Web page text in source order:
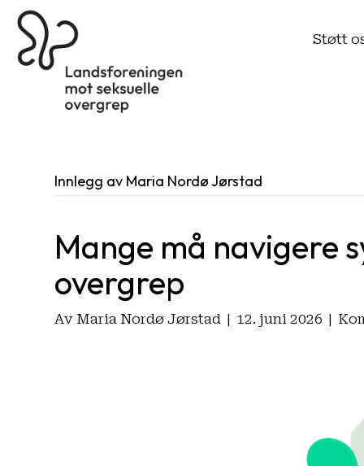
Støtt
Innlegg av Maria Nordø Jørstad
Mange må navigere
overgrep
Av Maria Nordø Jørstad | 12. juni 2026 |